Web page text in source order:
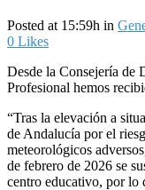
Posted at 15:59h in
0 Likes
Desde la Consejería de
Profesional hemos
“Tras la elevación a
de Andalucía por el
meteorológicos
de febrero de 2026 se
centro educativo, por lo